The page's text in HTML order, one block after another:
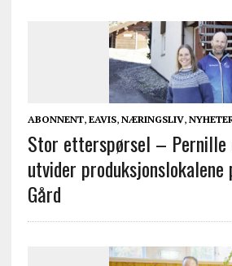
ABONNENT, EAVIS, NÆRINGSLIV,
Stor etterspørsel – Pernille
utvider produksjonslokalene
Gård